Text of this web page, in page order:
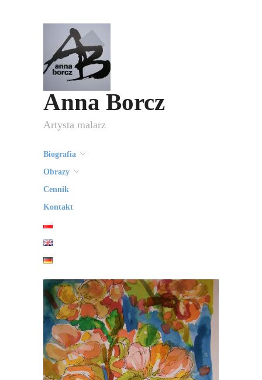
Anna Borcz
Artysta malarz
Biografia
Obrazy
Cennik
Kontakt